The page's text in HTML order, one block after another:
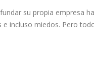
su propia empresa
miedos. Pero